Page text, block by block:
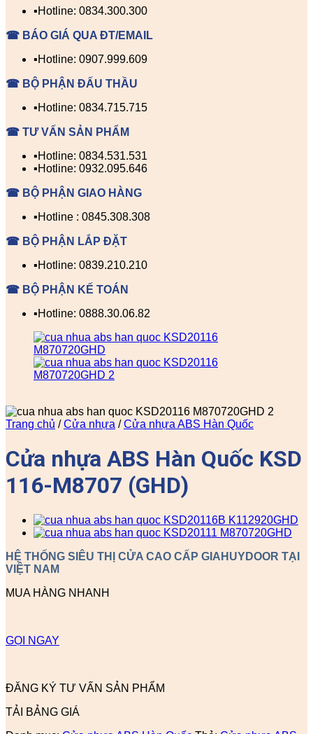
▪️Hotline: 0834.300.300
☎ BÁO GIÁ QUA ĐT/EMAIL
▪️Hotline: 0907.999.609
☎ BỘ PHẬN ĐẤU THẦU
▪️Hotline: 0834.715.715
☎ TƯ VẤN SẢN PHẨM
▪️Hotline: 0834.531.531
▪️Hotline: 0932.095.646
☎ BỘ PHẬN GIAO HÀNG
▪️Hotline : 0845.308.308
☎ BỘ PHẬN LẮP ĐẶT
▪️Hotline: 0839.210.210
☎ BỘ PHẬN KẾ TOÁN
▪️Hotline: 0888.30.06.82
Trang chủ / Cửa nhựa / Cửa nhựa ABS Hàn Quốc
Cửa nhựa ABS Hàn Quốc KSD
116-M8707 (GHD)
HỆ THỐNG SIÊU THỊ CỬA CAO CẤP GIAHUYDOOR TẠI
VIỆT NAM
MUA HÀNG NHANH
GỌI NGAY
ĐĂNG KÝ TƯ VẤN SẢN PHẨM
TẢI BẢNG GIÁ